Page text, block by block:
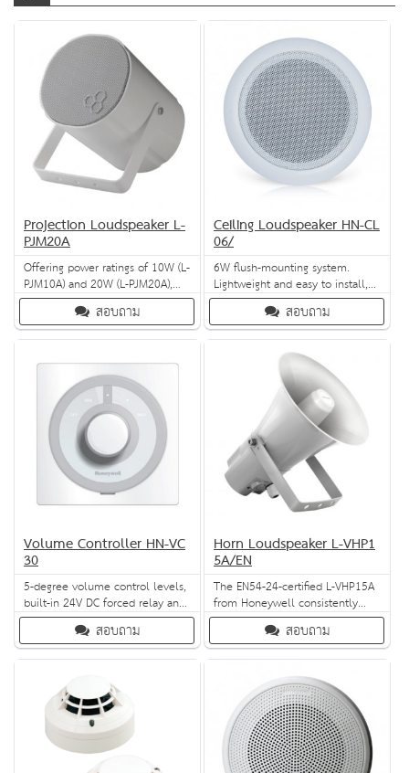
Projection Loudspeaker L-
PJM20A
Offering power ratings of 10W (L-
PJM10A) and 20W (L-PJM20A),
these two speakers are very
popular for both outdoor and
indoor use. They both come
boast sturdy aluminium
construction in an elegant, white
สอบถาม
Ceiling Loudspeaker HN-CL
06/
6W flush-mounting system.
Lightweight and easy to install,
the HN-CL06 offers a wide
frequency response for
superlative voice and music
reproduction, multiple power
tapping options and a robust
crash- and rust-resistant design.
สอบถาม
Volume Controller HN-VC
30
5-degree volume control levels,
built-in 24V DC forced relay and
selectable power (6W, 30W,
60W, 120W): these are only
some of the best-in-class
controller range! Designed to
mount on standard 86x86
electrical black box; these
controllers add elegance, style
and conven
สอบถาม
Horn Loudspeaker L-VHP1
5A/EN
The EN54-24-certified L-VHP15A
from Honeywell consistently
delivers intelligible voice and
superior sound reproduction. It
features a low-profile yet stylish
UV-protective housing – two
features that make it perfect for
any outdoor application.
สอบถาม